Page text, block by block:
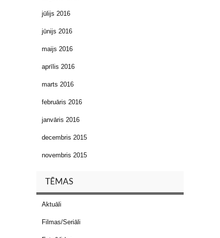
jūlijs 2016
jūnijs 2016
maijs 2016
aprīlis 2016
marts 2016
februāris 2016
janvāris 2016
decembris 2015
novembris 2015
TĒMAS
Aktuāli
Filmas/Seriāli